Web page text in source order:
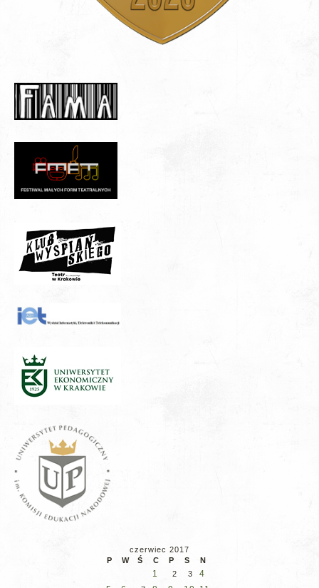
czerwiec 2017
P
W Ś C P S N
1 2 3
4